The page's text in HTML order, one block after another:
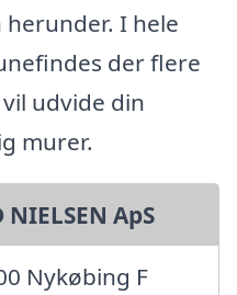
I hele
der flere
udvide din
murer.
NIELSEN ApS
Nykøbing F